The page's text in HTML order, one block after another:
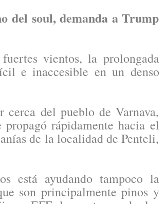
del soul, demanda a Trump
vientos, la prolongada
e inaccesible en un denso
del pueblo de Varnava,
rápidamente hacia el
de la localidad de Penteli,
está ayudando tampoco la
son principalmente pinos y